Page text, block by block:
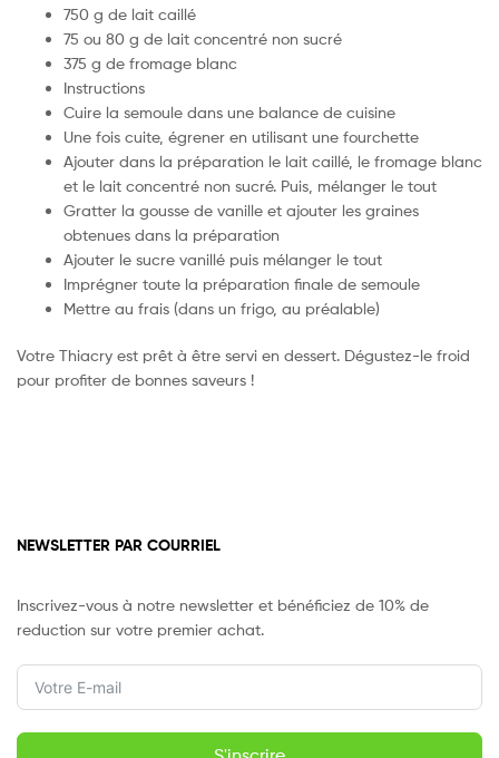
750 g de lait caillé
75 ou 80 g de lait concentré non sucré
375 g de fromage blanc
Instructions
Cuire la semoule dans une balance de cuisine
Une fois cuite, égrener en utilisant une fourchette
Ajouter dans la préparation le lait caillé, le fromage blanc
et le lait concentré non sucré. Puis, mélanger le tout
Gratter la gousse de vanille et ajouter les graines
obtenues dans la préparation
Ajouter le sucre vanillé puis mélanger le tout
Imprégner toute la préparation finale de semoule
Mettre au frais (dans un frigo, au préalable)
Votre Thiacry est prêt à être servi en dessert. Dégustez-le froid
pour profiter de bonnes saveurs !
NEWSLETTER PAR COURRIEL
Inscrivez-vous à notre newsletter et bénéficiez de 10% de
reduction sur votre premier achat.